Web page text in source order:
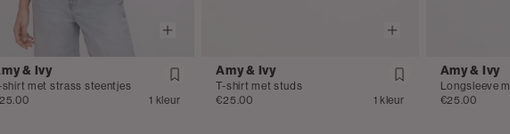
& Ivy
shirt met strass steentjes
1 kleur
Amy & Ivy
T-shirt met studs
€25.00
1 kleur
Amy & Ivy
Longsleeve
€25.00